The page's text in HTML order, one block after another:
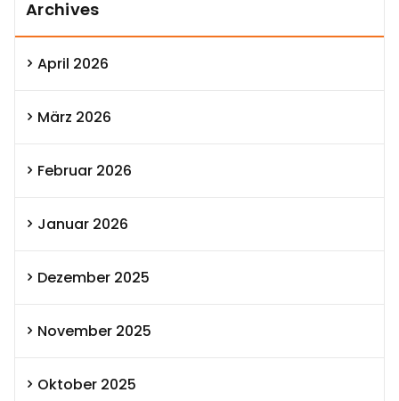
Archives
April 2026
März 2026
Februar 2026
Januar 2026
Dezember 2025
November 2025
Oktober 2025